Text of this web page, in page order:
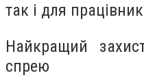
так і для
Найкращий
спрею